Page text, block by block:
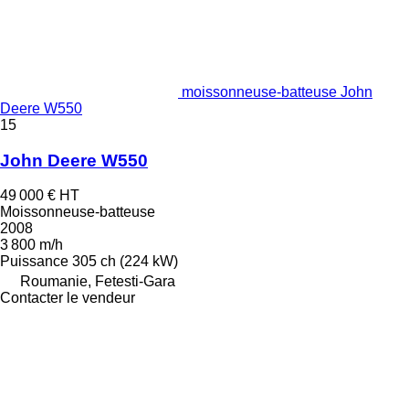
moissonneuse-batteuse John
Deere W550
15
John Deere W550
49 000 € HT
Moissonneuse-batteuse
2008
3 800 m/h
Puissance 305 ch (224 kW)
Roumanie, Fetesti-Gara
Contacter le vendeur